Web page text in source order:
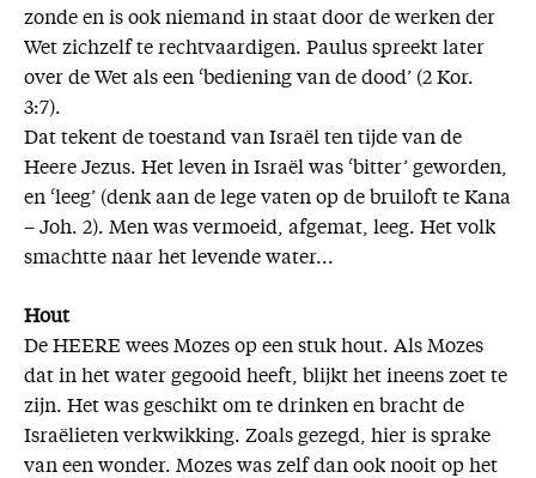
zonde en is ook niemand in staat door de werken der
Wet zichzelf te rechtvaardigen. Paulus spreekt later
over de Wet als een ‘bediening van de dood’ (2 Kor.
3:7).
Dat tekent de toestand van Israël ten tijde van de
Heere Jezus. Het leven in Israël was ‘bitter’ geworden,
en ‘leeg’ (denk aan de lege vaten op de bruiloft te Kana
– Joh. 2). Men was vermoeid, afgemat, leeg. Het volk
smachtte naar het levende water...
Hout
De HEERE wees Mozes op een stuk hout. Als Mozes
dat in het water gegooid heeft, blijkt het ineens zoet te
zijn. Het was geschikt om te drinken en bracht de
Israëlieten verkwikking. Zoals gezegd, hier is sprake
van een wonder. Mozes was zelf dan ook nooit op het